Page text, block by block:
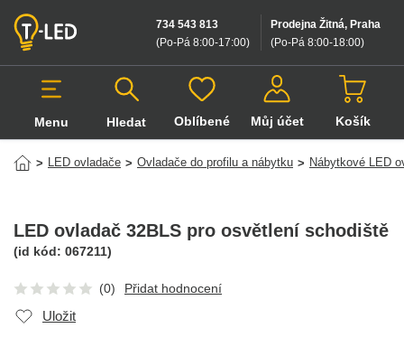
Prodejna Žitná, Praha
(Po-Pá 8:00-18:00)
734 543 813
(Po-Pá 8:00-17:00)
Menu Hledat
Hledat v produktech
Oblíbené Můj účet Košík
> LED ovladače > Ovladače do profilu a nábytku > Nábytkové LED
LED ovladač 32BLS pro osvětlení schodiště
(id kód: 067211)
(0) Přidat hodnocení
Uložit